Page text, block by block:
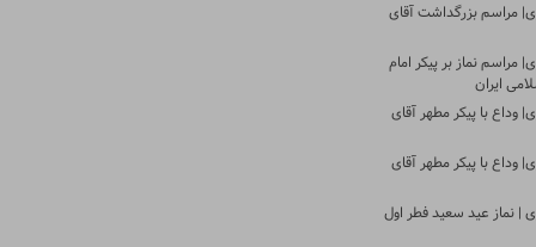
مراسم بزرگداشت آقای
مراسم نماز بر پیکر امام
ایران
وداع با پیکر مطهر آقای
وداع با پیکر مطهر آقای
| نماز عید سعید فطر اول